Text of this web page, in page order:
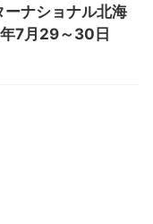
ーナショナル北海
7月29～30日